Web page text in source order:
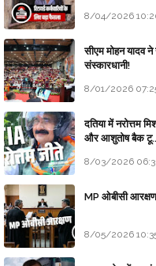
8/04/2026
सीएम मोहन यादव
संस्कारधानी!
8/01/2026
दतिया में नरोत्तम
और आशुतोष बैक
8/03/2026
MP ओबीसी आरक्षण:
8/05/2026